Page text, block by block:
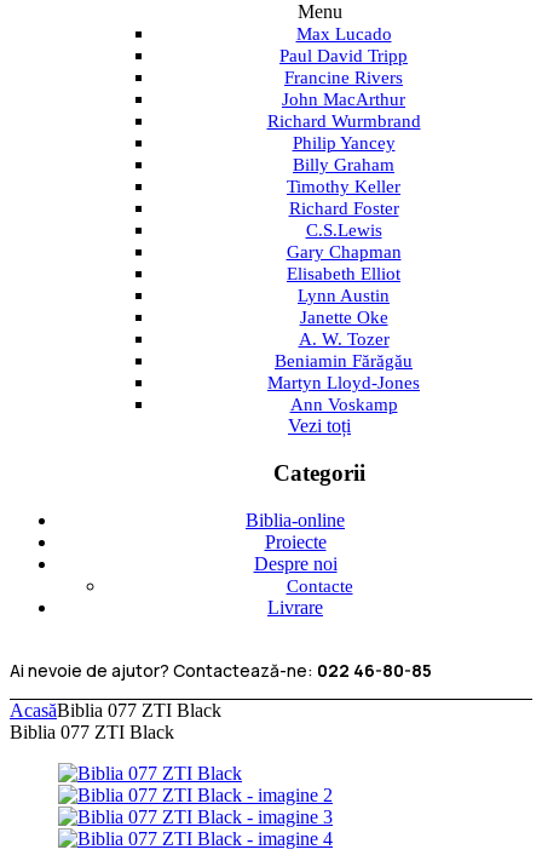
Menu
Max Lucado
Paul David Tripp
Francine Rivers
John MacArthur
Richard Wurmbrand
Philip Yancey
Billy Graham
Timothy Keller
Richard Foster
C.S.Lewis
Gary Chapman
Elisabeth Elliot
Lynn Austin
Janette Oke
A. W. Tozer
Beniamin Fărăgău
Martyn Lloyd-Jones
Ann Voskamp
Vezi toți
Categorii
Biblia-online
Proiecte
Despre noi
Contacte
Livrare
Ai nevoie de ajutor? Contactează-ne: 022 46-80-85
AcasăBiblia 077 ZTI Black
Biblia 077 ZTI Black